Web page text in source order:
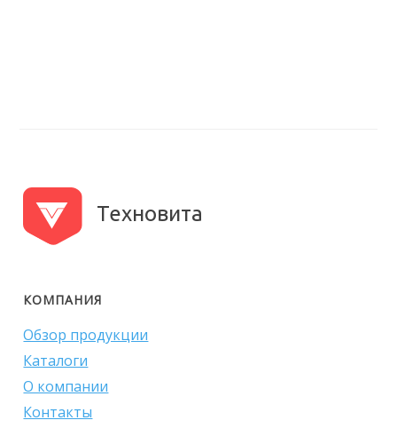
Техновита
КОМПАНИЯ
Обзор продукции
Каталоги
О компании
Контакты